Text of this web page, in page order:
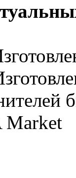
Market